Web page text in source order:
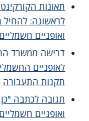
תאונות
לראשונה: להחיל
ואופניים חשמליים
דרישה ממשרד
לאופניים
תקנות התעבורה
תגובה לכתבה
ואופניים